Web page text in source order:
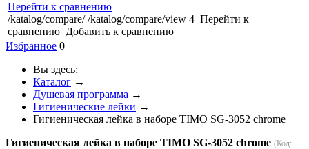
Перейти к сравнению
/katalog/compare/ /katalog/compare/view 4 Перейти к
сравнению Добавить к сравнению
Избранное 0
Вы здесь:
Каталог →
Душевая программа →
Гигиенические лейки →
Гигиеническая лейка в наборе TIMO SG-3052 chrome
Гигиеническая лейка в наборе TIMO SG-3052 chrome (Код: